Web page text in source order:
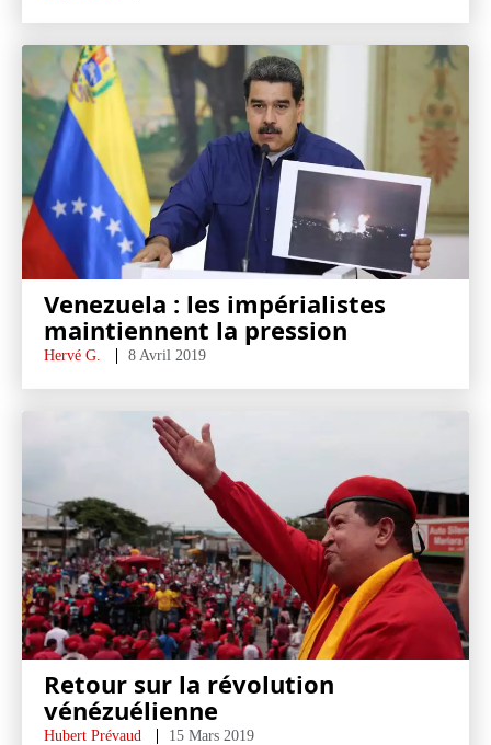
Venezuela : les impérialistes
maintiennent la pression
Hervé G. 8 Avril 2019
Retour sur la révolution
vénézuélienne
Hubert Prévaud 15 Mars 2019